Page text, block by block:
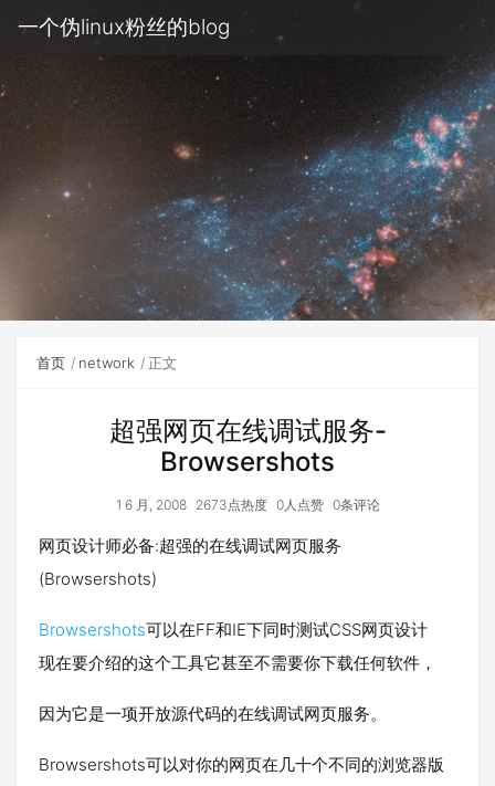
一个伪linux粉丝的blog
首页 network 正文
超强网页在线调试服务-
Browsershots
1 6 月, 2008 2673点热度 0人点赞 0条评论
网页设计师必备:超强的在线调试网页服务
(Browsershots)
Browsershots可以在FF和IE下同时测试CSS网页设计
现在要介绍的这个工具它甚至不需要你下载任何软件，
因为它是一项开放源代码的在线调试网页服务。
Browsershots可以对你的网页在几十个不同的浏览器版